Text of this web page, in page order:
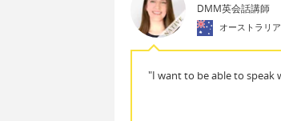
DMM英会話講師
オーストラリア
"I want to be able to speak